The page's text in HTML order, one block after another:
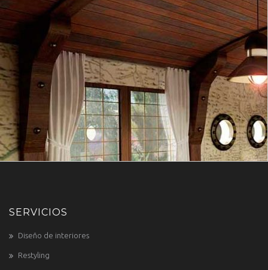
SERVICIOS
Diseño de interiores
Restyling